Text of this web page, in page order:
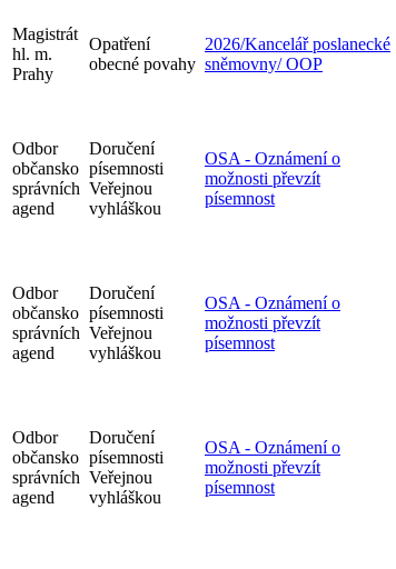
Magistrát
hl. m.
Prahy
Opatření
obecné povahy
2026/Kancelář poslanecké
sněmovny/ OOP
Odbor
občansko
správních
agend
Doručení
písemnosti
Veřejnou
vyhláškou
OSA - Oznámení o
možnosti převzít
písemnost
Odbor
občansko
správních
agend
Doručení
písemnosti
Veřejnou
vyhláškou
OSA - Oznámení o
možnosti převzít
písemnost
Odbor
občansko
správních
agend
Doručení
písemnosti
Veřejnou
vyhláškou
OSA - Oznámení o
možnosti převzít
písemnost